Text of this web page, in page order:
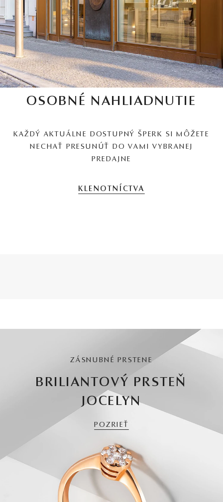
OSOBNÉ NAHLIADNUTIE
KAŽDÝ AKTUÁLNE DOSTUPNÝ ŠPERK SI MÔŽETE
NECHAŤ PRESUNÚŤ DO VAMI VYBRANEJ
PREDAJNE
KLENOTNÍCTVA
ZÁSNUBNÉ PRSTENE
BRILIANTOVÝ PRSTEŇ
JOCELYN
POZRIEŤ